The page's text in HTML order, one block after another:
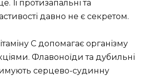
Її протизапальні та
давно не є секретом.
С допомагає організму
Флавоноїди та дубильні
серцево-судинну